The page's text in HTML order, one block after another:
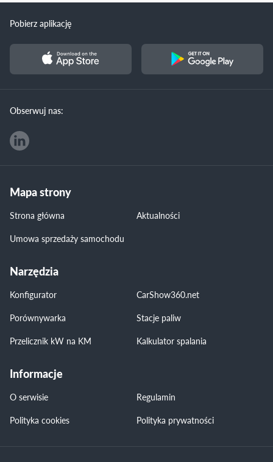
Pobierz aplikację
Obserwuj nas:
Mapa strony
Strona główna
Aktualności
Umowa sprzedaży samochodu
Narzędzia
Konfigurator
CarShow360.net
Porównywarka
Stacje paliw
Przelicznik kW na KM
Kalkulator spalania
Informacje
O serwisie
Regulamin
Polityka cookies
Polityka prywatności